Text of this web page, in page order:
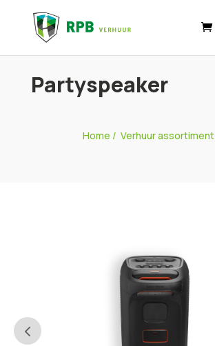
Partyspeaker
Home /Verhuur assortiment